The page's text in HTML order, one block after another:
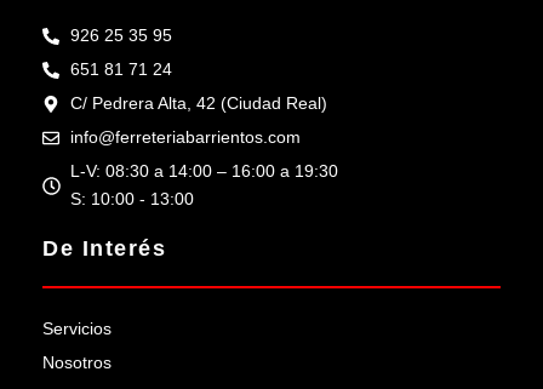
926 25 35 95
651 81 71 24
C/ Pedrera Alta, 42 (Ciudad Real)
info@ferreteriabarrientos.com
L-V: 08:30 a 14:00 – 16:00 a 19:30
S: 10:00 - 13:00
De Interés
Servicios
Nosotros